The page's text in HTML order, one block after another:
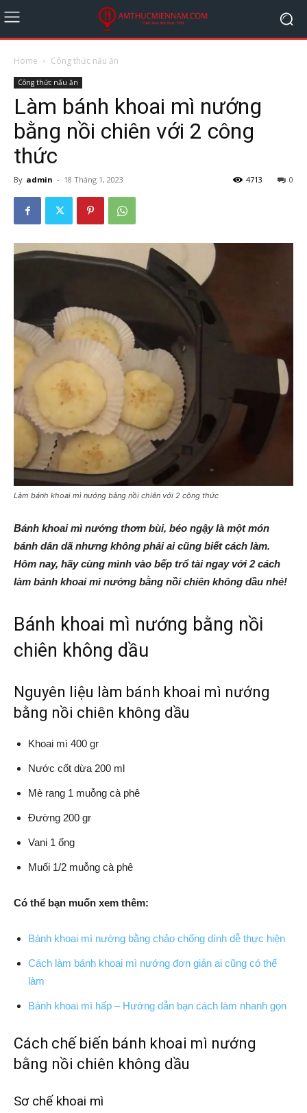
Home Công thức nấu ăn
Công thức nấu ăn
Làm bánh khoai mì nướng
bằng nồi chiên với 2 công
thức
By admin - 18 Tháng 1, 2023 0
4713
Làm bánh khoai mì nướng bằng nồi chiên với 2 công thức
Bánh khoai mì nướng thơm bùi, béo ngậy là một món
bánh dân dã nhưng không phải ai cũng biết cách làm.
Hôm nay, hãy cùng mình vào bếp trổ tài ngay với 2 cách
làm bánh khoai mì nướng bằng nồi chiên không dầu nhé!
Bánh khoai mì nướng bằng nồi
chiên không dầu
Nguyên liệu làm bánh khoai mì nướng
bằng nồi chiên không dầu
Khoai mì 400 gr
Nước cốt dừa 200 ml
Mè rang 1 muỗng cà phê
Đường 200 gr
Vani 1 ống
Muối 1/2 muỗng cà phê
Có thể bạn muốn xem thêm:
Bánh khoai mì nướng bằng chảo chống dính dễ thực hiện
Cách làm bánh khoai mì nướng đơn giản ai cũng có thể
làm
Bánh khoai mì hấp – Hướng dẫn bạn cách làm nhanh gọn
Cách chế biến bánh khoai mì nướng
bằng nồi chiên không dầu
Sơ chế khoai mì